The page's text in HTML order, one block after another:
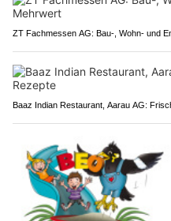
ZT Fachmessen AG: Bau-, Wohn- und
Baaz Indian Restaurant, Aarau AG: